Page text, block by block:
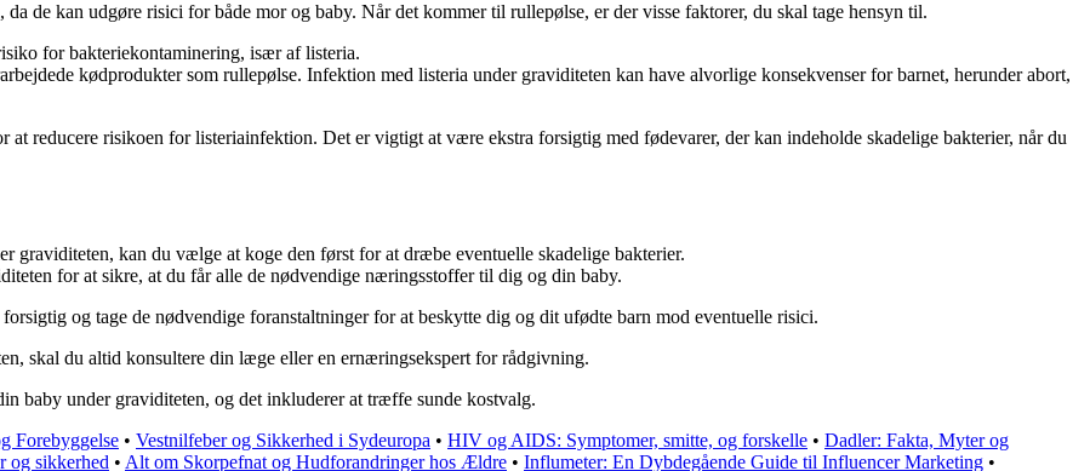
de kan udgøre risici for både mor og baby. Når det kommer til rullepølse, er der visse faktorer, du skal tage hensyn til.
for bakteriekontaminering, især af listeria.
kødprodukter som rullepølse. Infektion med listeria under graviditeten kan have alvorlige konsekvenser for barnet, herunder abort,
at reducere risikoen for listeriainfektion. Det er vigtigt at være ekstra forsigtig med fødevarer, der kan indeholde skadelige bakterier, når du
graviditeten, kan du vælge at koge den først for at dræbe eventuelle skadelige bakterier.
for at sikre, at du får alle de nødvendige næringsstoffer til dig og din baby.
og tage de nødvendige foranstaltninger for at beskytte dig og dit ufødte barn mod eventuelle risici.
skal du altid konsultere din læge eller en ernæringsekspert for rådgivning.
baby under graviditeten, og det inkluderer at træffe sunde kostvalg.
Forebyggelse • Vestnilfeber og Sikkerhed i Sydeuropa • HIV og AIDS: Symptomer, smitte, og forskelle • Dadler: Fakta, Myter og
og sikkerhed • Alt om Skorpefnat og Hudforandringer hos Ældre • Influmeter: En Dybdegående Guide til Influencer Marketing •